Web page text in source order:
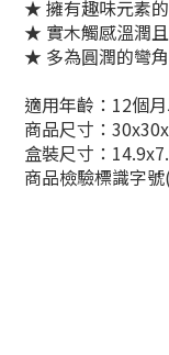
★ 擁有趣味元素
★ 實木觸感溫潤
★ 多為圓潤的彎
適用年齡：12個
商品尺寸：
盒裝尺寸：
商品檢驗標識字